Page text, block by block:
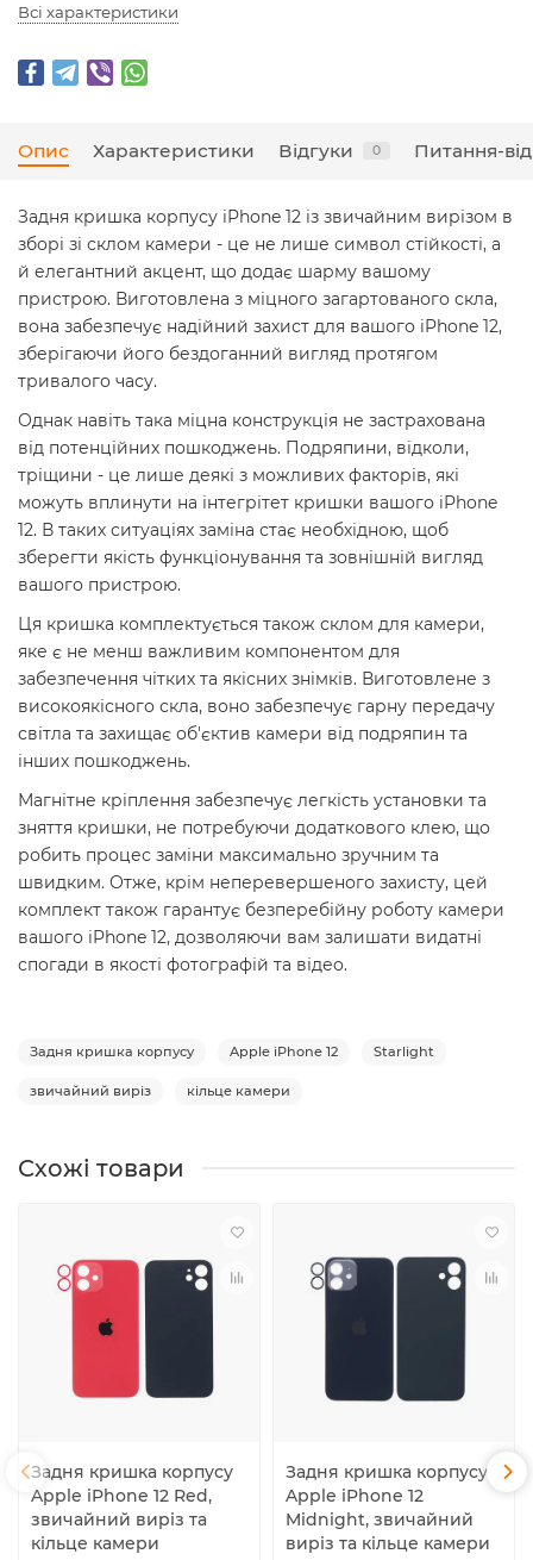
Всі характеристики
Опис Характеристики Відгуки 0 Питання-
Задня кришка корпусу iPhone 12 із звичайним вирізом в
зборі зі склом камери - це не лише символ стійкості, а
й елегантний акцент, що додає шарму вашому
пристрою. Виготовлена з міцного загартованого скла,
вона забезпечує надійний захист для вашого iPhone 12,
зберігаючи його бездоганний вигляд протягом
тривалого часу.
Однак навіть така міцна конструкція не застрахована
від потенційних пошкоджень. Подряпини, відколи,
тріщини - це лише деякі з можливих факторів, які
можуть вплинути на інтегрітет кришки вашого iPhone
12. В таких ситуаціях заміна стає необхідною, щоб
зберегти якість функціонування та зовнішній вигляд
вашого пристрою.
Ця кришка комплектується також склом для камери,
яке є не менш важливим компонентом для
забезпечення чітких та якісних знімків. Виготовлене з
високоякісного скла, воно забезпечує гарну передачу
світла та захищає об'єктив камери від подряпин та
інших пошкоджень.
Магнітне кріплення забезпечує легкість установки та
зняття кришки, не потребуючи додаткового клею, що
робить процес заміни максимально зручним та
швидким. Отже, крім неперевершеного захисту, цей
комплект також гарантує безперебійну роботу камери
вашого iPhone 12, дозволяючи вам залишати видатні
спогади в якості фотографій та відео.
Задня кришка корпусу Apple iPhone 12 Starlight
звичайний виріз кільце камери
Схожі товари
Задня кришка корпусу
Apple iPhone 12 Red,
звичайний виріз та
кільце камери
Задня кришка корпусу
Apple iPhone 12
Midnight, звичайний
виріз та кільце камери